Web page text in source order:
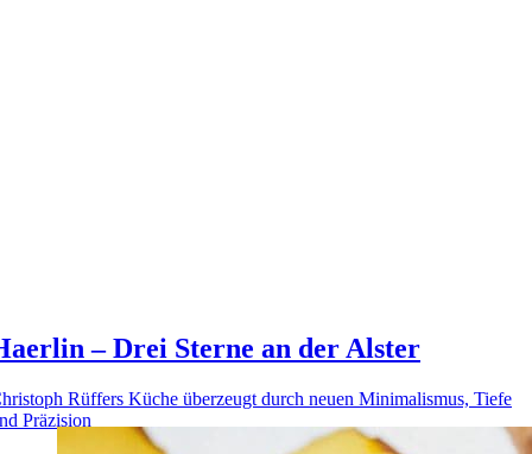
– Drei Sterne an der Alster
Rüffers Küche überzeugt durch neuen Minimalismus, Tiefe
Präzision